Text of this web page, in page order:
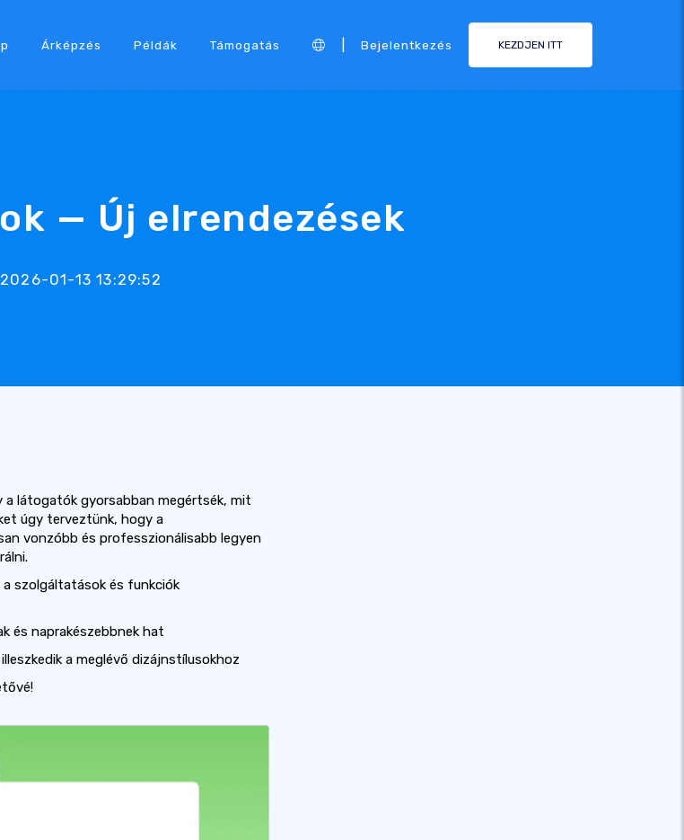
Árképzés Példák Támogatás Bejelentkezés KEZDJEN ITT
— Új elrendezések
2026-01-13 13:29:52
látogatók gyorsabban megértsék, mit
úgy terveztünk, hogy a
vonzóbb és professzionálisabb legyen
szolgáltatások és funkciók
és naprakészebbnek hat
a meglévő dizájnstílusokhoz